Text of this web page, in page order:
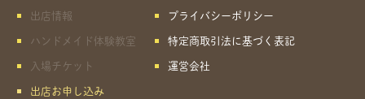
出店情報
ハンドメイド体験教室
入場チケット
出店お申し込み
プライバシーポリシー
特定商取引法に基づく表記
運営会社